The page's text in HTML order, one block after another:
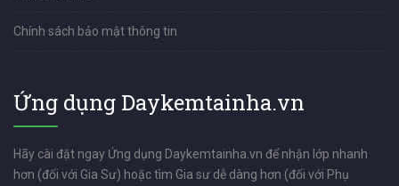
Chính sách bảo mật thông tin
Ứng dụng Daykemtainha.vn
Hãy cài đặt ngay Ứng dụng Daykemtainha.vn để nhận lớp nhanh
hơn (đối với Gia Sư) hoặc tìm Gia sư dễ dàng hơn (đối với Phụ